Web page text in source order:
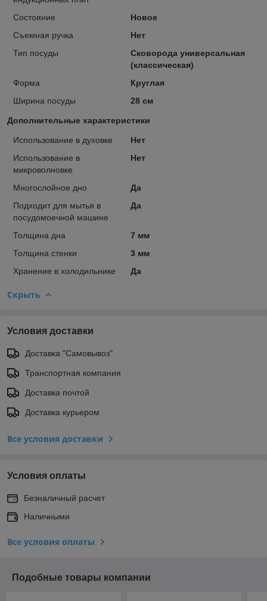
Состояние
Новое
Съемная ручка
Нет
Тип посуды
Сковорода универсальная
(классическая)
Форма
Круглая
Ширина посуды
28 см
Дополнительные характеристики
Использование в духовке
Нет
Использование в
микроволновке
Нет
Многослойное дно
Да
Подходит для мытья в
посудомоечной машине
Да
Толщина дна
7 мм
Толщина стенки
3 мм
Хранение в холодильнике
Да
Скрыть
Условия доставки
Доставка "Самовывоз"
Транспортная компания
Доставка почтой
Доставка курьером
Все условия доставки
Условия оплаты
Безналичный расчет
Наличными
Все условия оплаты
Подобные товары компании